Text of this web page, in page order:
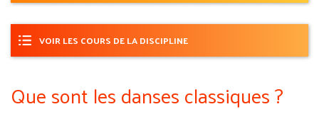
VOIR LES COURS DE LA DISCIPLINE
Que sont les danses classiques ?